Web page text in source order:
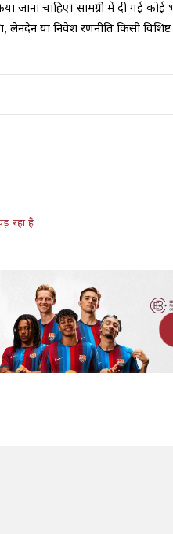
जाना चाहिए। सामग्री में दी गई
लेनदेन या निवेश रणनीति किसी
रहा है